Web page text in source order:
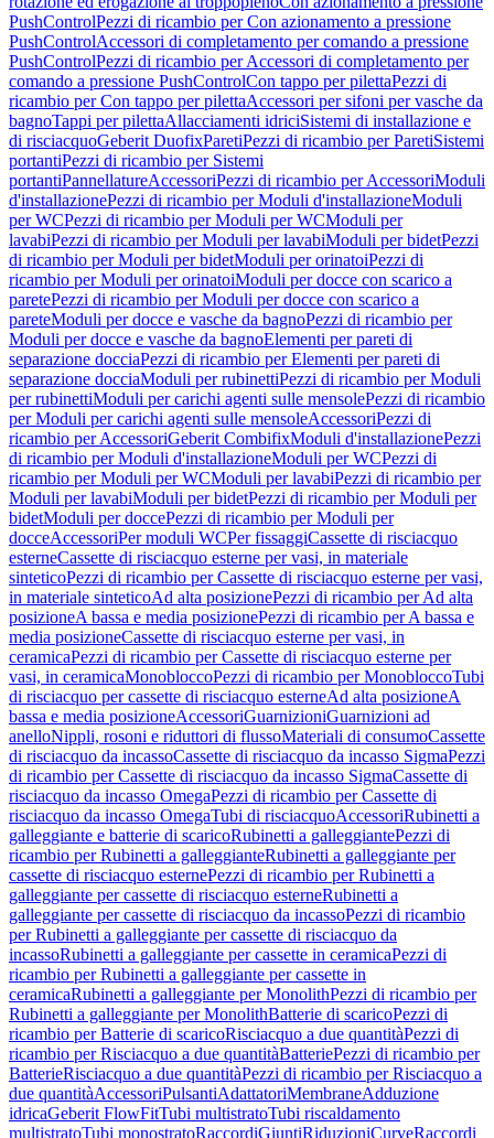
PushControlPezzi di ricambio per Con azionamento a pressione
PushControlAccessori di completamento per comando a pressione
PushControlPezzi di ricambio per Accessori di completamento per
comando a pressione PushControlCon tappo per pilettaPezzi di
ricambio per Con tappo per pilettaAccessori per sifoni per vasche da
bagnoTappi per pilettaAllacciamenti idriciSistemi di installazione e
di risciacquoGeberit DuofixParetiPezzi di ricambio per ParetiSistemi
portantiPezzi di ricambio per Sistemi
portantiPannellatureAccessoriPezzi di ricambio per AccessoriModuli
d'installazionePezzi di ricambio per Moduli d'installazioneModuli
per WCPezzi di ricambio per Moduli per WCModuli per
lavabiPezzi di ricambio per Moduli per lavabiModuli per bidetPezzi
di ricambio per Moduli per bidetModuli per orinatoiPezzi di
ricambio per Moduli per orinatoiModuli per docce con scarico a
paretePezzi di ricambio per Moduli per docce con scarico a
pareteModuli per docce e vasche da bagnoPezzi di ricambio per
Moduli per docce e vasche da bagnoElementi per pareti di
separazione docciaPezzi di ricambio per Elementi per pareti di
separazione docciaModuli per rubinettiPezzi di ricambio per Moduli
per rubinettiModuli per carichi agenti sulle mensolePezzi di ricambio
per Moduli per carichi agenti sulle mensoleAccessoriPezzi di
ricambio per AccessoriGeberit CombifixModuli d'installazionePezzi
di ricambio per Moduli d'installazioneModuli per WCPezzi di
ricambio per Moduli per WCModuli per lavabiPezzi di ricambio per
Moduli per lavabiModuli per bidetPezzi di ricambio per Moduli per
bidetModuli per doccePezzi di ricambio per Moduli per
docceAccessoriPer moduli WCPer fissaggiCassette di risciacquo
esterneCassette di risciacquo esterne per vasi, in materiale
sinteticoPezzi di ricambio per Cassette di risciacquo esterne per vasi,
in materiale sinteticoAd alta posizionePezzi di ricambio per Ad alta
posizioneA bassa e media posizionePezzi di ricambio per A bassa e
media posizioneCassette di risciacquo esterne per vasi, in
ceramicaPezzi di ricambio per Cassette di risciacquo esterne per
vasi, in ceramicaMonobloccoPezzi di ricambio per MonobloccoTubi
di risciacquo per cassette di risciacquo esterneAd alta posizioneA
bassa e media posizioneAccessoriGuarnizioniGuarnizioni ad
anelloNippli, rosoni e riduttori di flussoMateriali di consumoCassette
di risciacquo da incassoCassette di risciacquo da incasso SigmaPezzi
di ricambio per Cassette di risciacquo da incasso SigmaCassette di
risciacquo da incasso OmegaPezzi di ricambio per Cassette di
risciacquo da incasso OmegaTubi di risciacquoAccessoriRubinetti a
galleggiante e batterie di scaricoRubinetti a galleggiantePezzi di
ricambio per Rubinetti a galleggianteRubinetti a galleggiante per
cassette di risciacquo esternePezzi di ricambio per Rubinetti a
galleggiante per cassette di risciacquo esterneRubinetti a
galleggiante per cassette di risciacquo da incassoPezzi di ricambio
per Rubinetti a galleggiante per cassette di risciacquo da
incassoRubinetti a galleggiante per cassette in ceramicaPezzi di
ricambio per Rubinetti a galleggiante per cassette in
ceramicaRubinetti a galleggiante per MonolithPezzi di ricambio per
Rubinetti a galleggiante per MonolithBatterie di scaricoPezzi di
ricambio per Batterie di scaricoRisciacquo a due quantitàPezzi di
ricambio per Risciacquo a due quantitàBatteriePezzi di ricambio per
BatterieRisciacquo a due quantitàPezzi di ricambio per Risciacquo a
due quantitàAccessoriPulsantiAdattatoriMembraneAdduzione
idricaGeberit FlowFitTubi multistratoTubi riscaldamento
multistratoTubi monostratoRaccordiGiuntiRiduzioniCurveRaccordi